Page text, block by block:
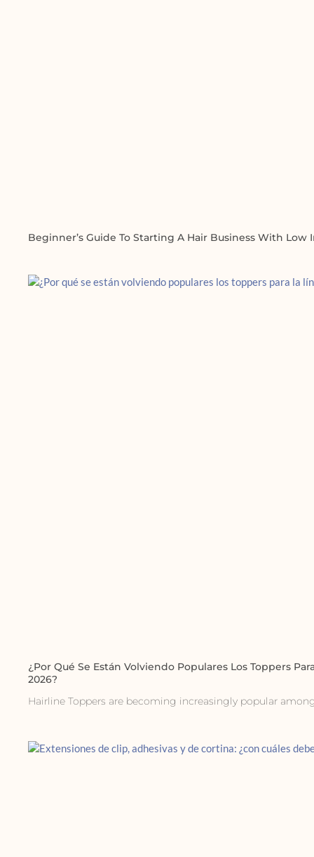
Beginner’s Guide To Starting A Hair Business With Low
¿Por Qué Se Están Volviendo Populares Los Toppers
2026?
Hairline Toppers are becoming increasingly popular